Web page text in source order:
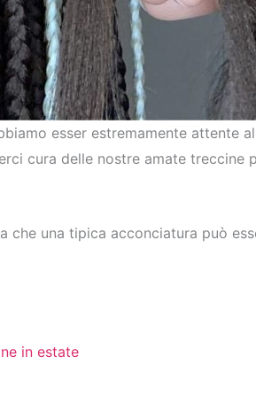
esser estremamente attente
cura delle nostre amate treccine
una tipica acconciatura può
in estate